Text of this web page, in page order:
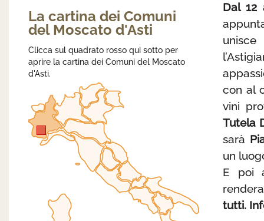
La cartina dei Comuni
del Moscato d'Asti
Clicca sul quadrato rosso qui sotto per
aprire la cartina dei Comuni del Moscato
d'Asti.
Dal 12
unisce
con al
vini
Tutela
sarà
un
E poi
tutti.